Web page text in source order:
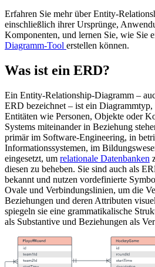
Erfahren Sie mehr über Entity-
einschließlich ihrer Ursprünge,
Komponenten, und lernen Sie, wie Sie
Diagramm-Tool erstellen können.
Was ist ein ERD?
Ein Entity-Relationship-Diagramm –
ERD bezeichnet – ist ein
Entitäten wie Personen, Objekte oder
Systems miteinander in Beziehung
primär im Software-Engineering, in
Informationssystemen, im
eingesetzt, um relationale Datenbanken
diesen zu beheben. Sie sind auch als
bekannt und nutzen vordefinierte
Ovale und Verbindungslinien, um die
Beziehungen und deren Attributen
spiegeln sie eine grammatikalische
als Substantive und Beziehungen als